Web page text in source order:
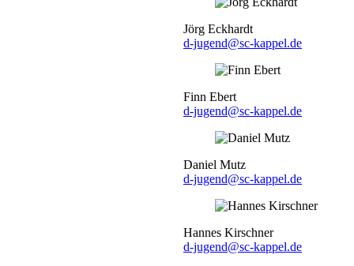
Jörg Eckhardt
d-jugend@sc-kappel.de
Finn Ebert
d-jugend@sc-kappel.de
Daniel Mutz
d-jugend@sc-kappel.de
Hannes Kirschner
d-jugend@sc-kappel.de